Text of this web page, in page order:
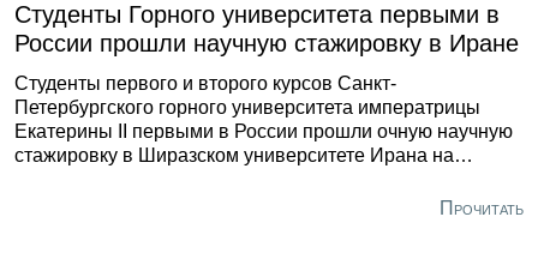
Студенты Горного университета первыми в
России прошли научную стажировку в Иране
Студенты первого и второго курсов Санкт-
Петербургского горного университета императрицы
Екатерины II первыми в России прошли очную научную
стажировку в Ширазском университете Ирана на
Прочитать